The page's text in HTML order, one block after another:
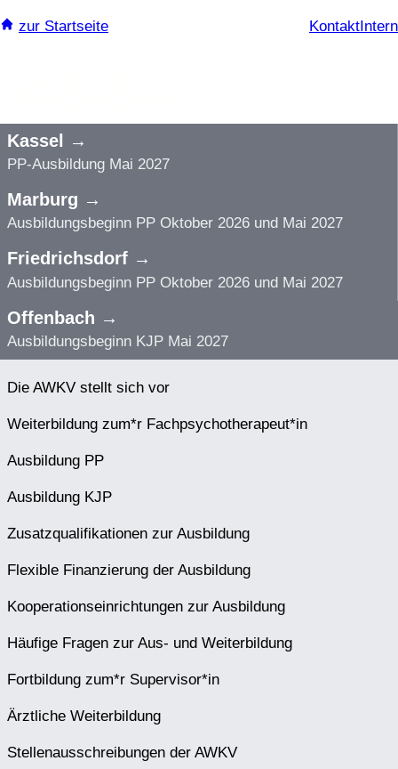
Inhaltzur Startseite KontaktIntern
Kassel →
PP-Ausbildung Mai 2027
Marburg →
Ausbildungsbeginn PP Oktober 2026 und Mai 2027
Friedrichsdorf →
Ausbildungsbeginn PP Oktober 2026 und Mai 2027
Offenbach →
Ausbildungsbeginn KJP Mai 2027
Die AWKV stellt sich vor
Weiterbildung zum*r Fachpsychotherapeut*in
Ausbildung PP
Ausbildung KJP
Zusatzqualifikationen zur Ausbildung
Flexible Finanzierung der Ausbildung
Kooperationseinrichtungen zur Ausbildung
Häufige Fragen zur Aus- und Weiterbildung
Fortbildung zum*r Supervisor*in
Ärztliche Weiterbildung
Stellenausschreibungen der AWKV